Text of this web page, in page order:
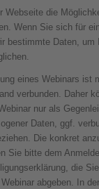
Webseite die
Wenn Sie sich für
bestimmte Daten, um
eines Webinars ist
verbunden. Daher
nur als
Daten, ggf.
Die konkret
Sie bitte dem
die
abgeben. In